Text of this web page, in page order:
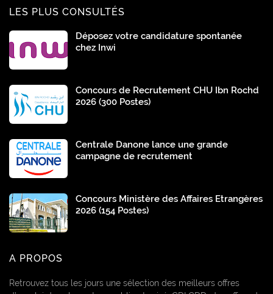
LES PLUS CONSULTÉS
Déposez votre candidature spontanée
chez Inwi
Concours de Recrutement CHU Ibn Rochd
2026 (300 Postes)
Centrale Danone lance une grande
campagne de recrutement
Concours Ministère des Affaires Etrangères
2026 (154 Postes)
A PROPOS
Retrouvez tous les jours une sélection des meilleurs offres